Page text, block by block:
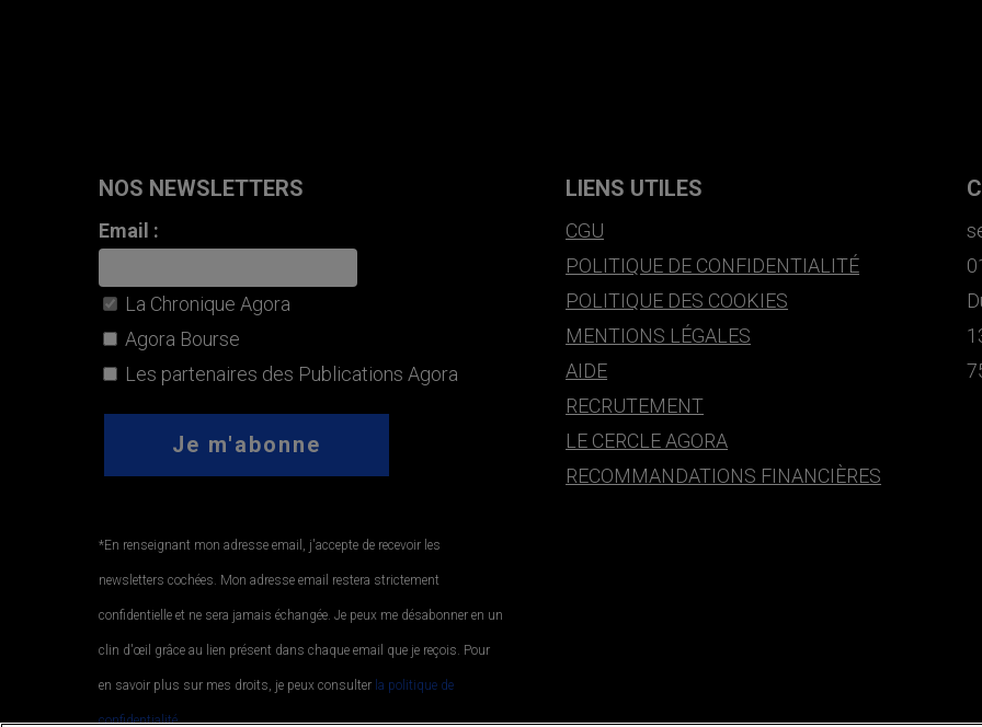
NOS NEWSLETTERS
Email :
La Chronique Agora
Agora Bourse
Les partenaires des Publications Agora
*En renseignant mon adresse email, j'accepte de recevoir les
newsletters cochées. Mon adresse email restera strictement
confidentielle et ne sera jamais échangée. Je peux me désabonner en un
clin d'œil grâce au lien présent dans chaque email que je reçois. Pour
en savoir plus sur mes droits, je peux consulter la politique de
confidentialité..
LIENS UTILES
CGU
POLITIQUE DE CONFIDENTIALITÉ
POLITIQUE DES COOKIES
MENTIONS LÉGALES
AIDE
RECRUTEMENT
LE CERCLE AGORA
RECOMMANDATIONS FINANCIÈRES